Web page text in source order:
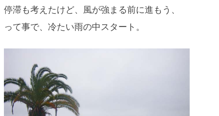
くまのバックパッカーズ
blog
停滞も考えたけど、風が強まる前に進もう、
って事で、冷たい雨の中スタート。